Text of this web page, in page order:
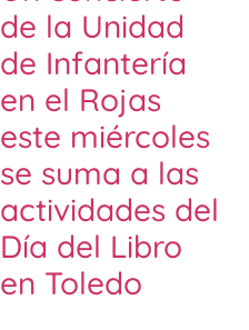
de la Unidad
de Infantería
en el Rojas
este miércoles
se suma a las
actividades del
Día del Libro
en Toledo